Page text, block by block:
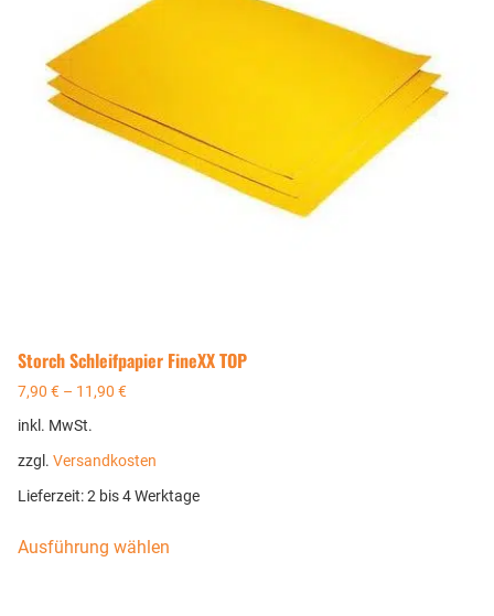
Storch Schleifpapier FineXX TOP
7,90 € – 11,90 €
inkl. MwSt.
zzgl. Versandkosten
Lieferzeit:2 bis 4 Werktage
Ausführung wählen